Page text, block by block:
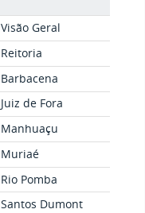
Visão Geral
Reitoria
Barbacena
Juiz de Fora
Manhuaçu
Muriaé
Rio Pomba
Santos Dumont